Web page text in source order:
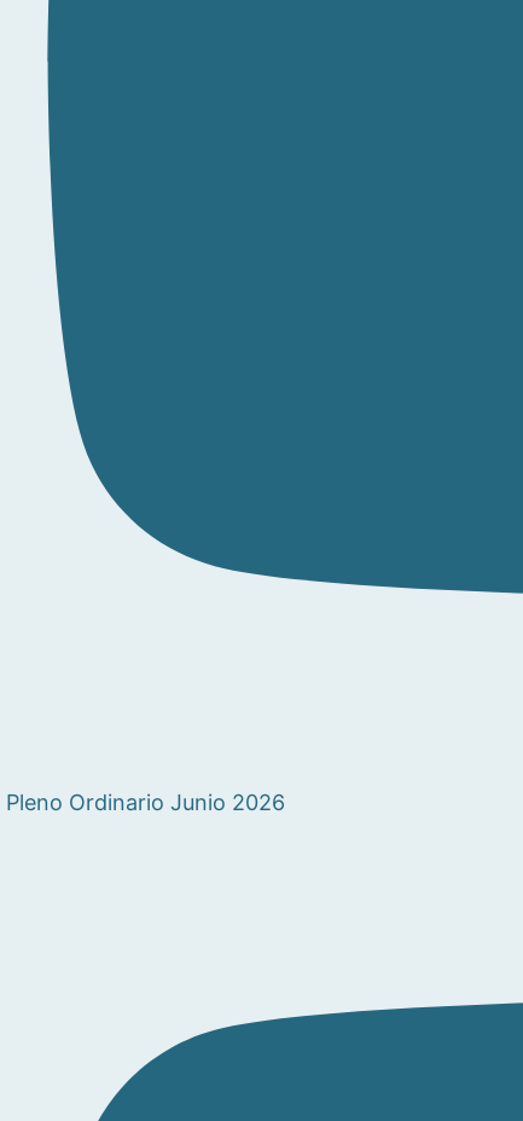
Pleno Ordinario Junio 2026